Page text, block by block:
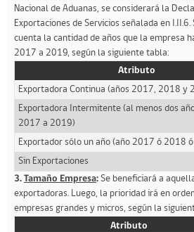
Nacional de Aduanas, se considerará la
Exportaciones de Servicios señalada en
cuenta la cantidad de años que la empresa
2017 a 2019, según la siguiente tabla:
Atributo
Exportadora Continua (años 2017, 2018 y
Exportadora Intermitente (al menos dos
2017 a 2019)
Exportador sólo un año (año 2017 ó 2018
Sin Exportaciones
3. Tamaño Empresa: Se beneficiará a
exportadoras. Luego, la prioridad irá en
empresas grandes y micros, según la
Atributo